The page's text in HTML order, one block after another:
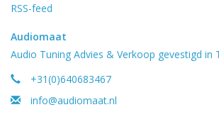
RSS-feed
Audiomaat
Audio Tuning Advies & Verkoop gevestigd in
+31(0)640683467
info@audiomaat.nl